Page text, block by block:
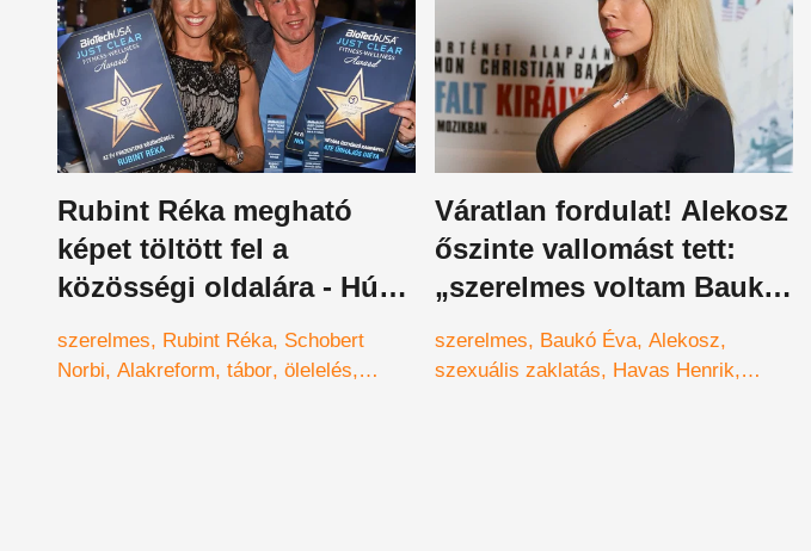
Rubint Réka megható
képet töltött fel a
közösségi oldalára - Húsz
éve nem történt vele ilyen
szerelmes Rubint Réka Schobert
Norbi Alakreform tábor ölelelés
Váratlan fordulat! Alekosz
őszinte vallomást tett:
„szerelmes voltam Baukó
Évába"
szerelmes Baukó Éva Alekosz
szexuális zaklatás
Havas Henrik